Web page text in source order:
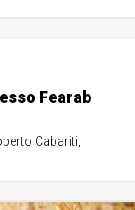
Fearab
Cabariti,